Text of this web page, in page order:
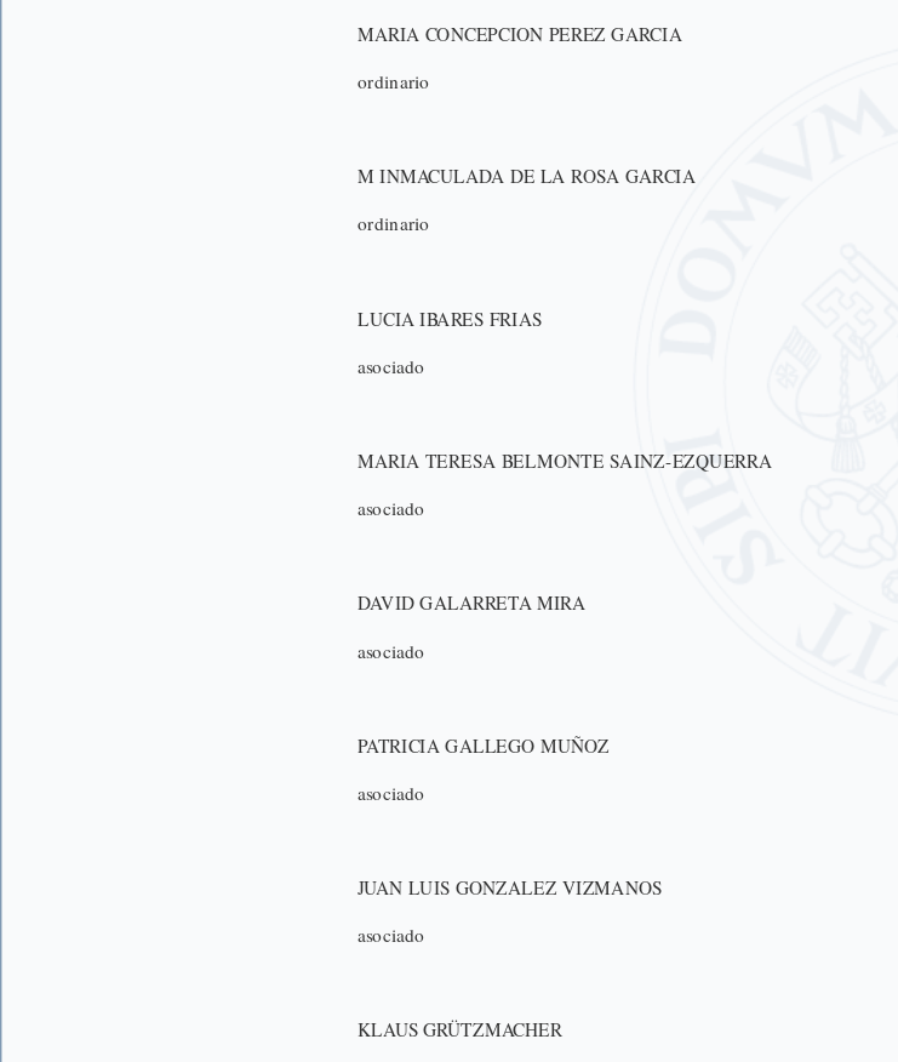
MARIA CONCEPCION PEREZ GARCIA
ordinario
M INMACULADA DE LA ROSA GARCIA
ordinario
LUCIA IBARES FRIAS
asociado
MARIA TERESA BELMONTE SAINZ-EZQUERRA
asociado
DAVID GALARRETA MIRA
asociado
PATRICIA GALLEGO MUÑOZ
asociado
JUAN LUIS GONZALEZ VIZMANOS
asociado
KLAUS GRÜTZMACHER